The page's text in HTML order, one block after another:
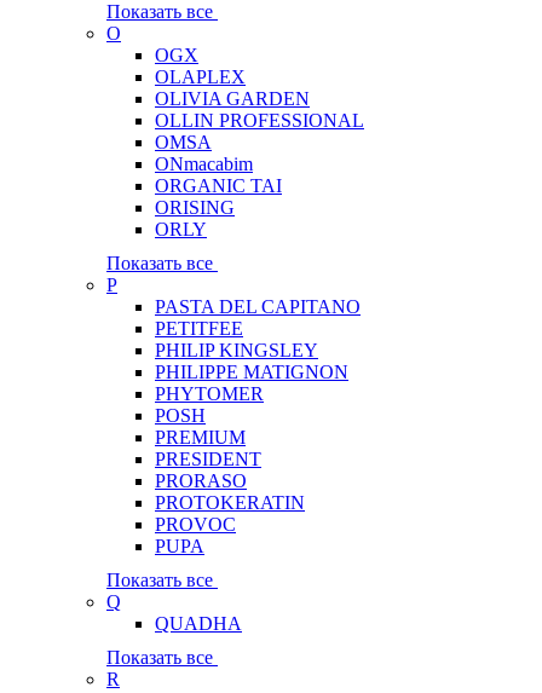
Показать все
O
OGX
OLAPLEX
OLIVIA GARDEN
OLLIN PROFESSIONAL
OMSA
ONmacabim
ORGANIC TAI
ORISING
ORLY
Показать все
P
PASTA DEL CAPITANO
PETITFEE
PHILIP KINGSLEY
PHILIPPE MATIGNON
PHYTOMER
POSH
PREMIUM
PRESIDENT
PRORASO
PROTOKERATIN
PROVOC
PUPA
Показать все
Q
QUADHA
Показать все
R